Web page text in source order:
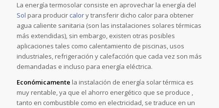
La energía termosolar consiste en aprovechar la energía del
Sol para producir calory transferir dicho calor para obtener
agua caliente sanitaria (son las instalaciones solares térmicas
más extendidas), sin embargo, existen otras posibles
aplicaciones tales como calentamiento de piscinas, usos
industriales, refrigeración y calefacción que cada vez son más
demandadas e incluso para energía eléctrica.
Económicamente la instalación de energía solar térmica es
muy rentable, ya que el ahorro energético que se produce ,
tanto en combustible como en electricidad, se traduce en un